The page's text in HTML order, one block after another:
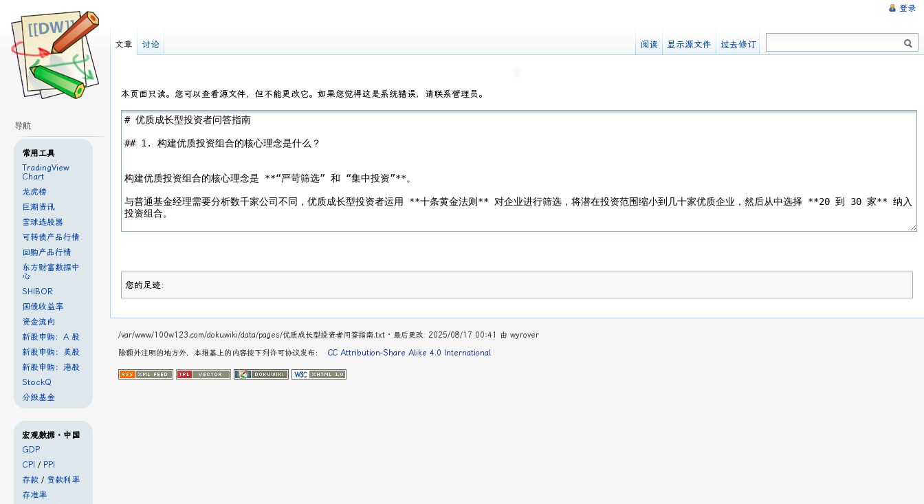
本页面只读。您可以查看源文件，但不能更改它。如果您觉得这是系统错误，请联系管理员。
您的足迹:
登录
文章 讨论 阅读 显示源文件 过去修订
导航
常用工具
TradingView
Chart
龙虎榜
巨潮资讯
雪球选股器
可转债产品行情
回购产品行情
东方财富数据中
心
SHIBOR
国债收益率
资金流向
新股申购：A 股
新股申购：美股
新股申购：港股
StockQ
分级基金
宏观数据・中国
GDP
CPI / PPI
存款 / 贷款利率
存准率
/var/www/100w123.com/dokuwiki/data/pages/优质成长型投资者问答指南.txt · 最后更改: 2025/08/17 00:41 由 wyrover
除额外注明的地方外，本维基上的内容按下列许可协议发布： CC Attribution-Share Alike 4.0 International